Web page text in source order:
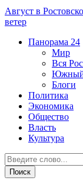
Август в
ветер
Панорама 24
Мир
Вся
Южный
Блоги
Политика
Экономика
Общество
Власть
Культура